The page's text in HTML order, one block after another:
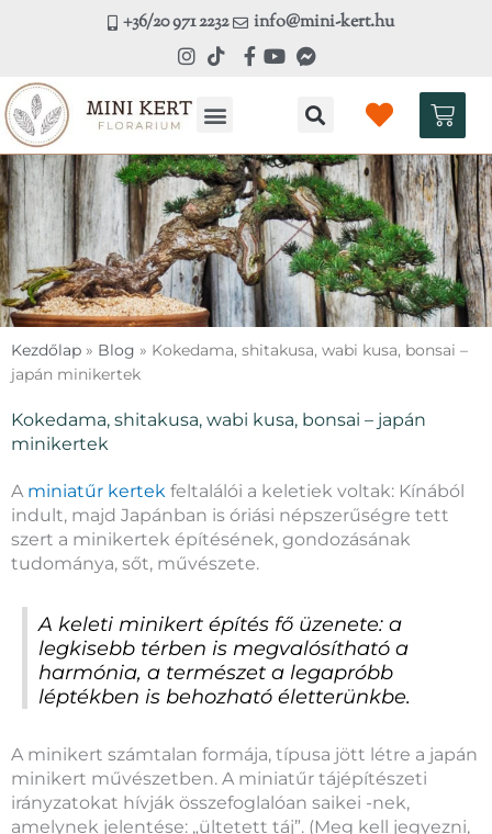
+36/20 971 2232 info@mini-kert.hu
Kezdőlap » Blog » Kokedama, shitakusa, wabi kusa, bonsai –
japán minikertek
Kokedama, shitakusa, wabi kusa, bonsai – japán
minikertek
A miniatűr kertek feltalálói a keletiek voltak: Kínából
indult, majd Japánban is óriási népszerűségre tett
szert a minikertek építésének, gondozásának
tudománya, sőt, művészete.
A keleti minikert építés fő üzenete: a
legkisebb térben is megvalósítható a
harmónia, a természet a legapróbb
léptékben is behozható életterünkbe.
A minikert számtalan formája, típusa jött létre a japán
minikert művészetben. A miniatűr tájépítészeti
irányzatokat hívják összefoglalóan saikei -nek,
amelynek jelentése: „ültetett táj”. (Meg kell jegyezni,